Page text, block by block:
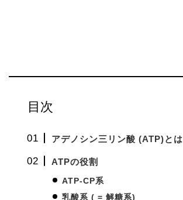
目次
アデノシン三リン酸 (ATP)とは
ATPの役割
ATP-CP系
乳酸系 ( = 解糖系)